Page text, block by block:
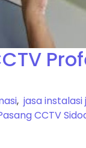
, jasa instalasi
CCTV